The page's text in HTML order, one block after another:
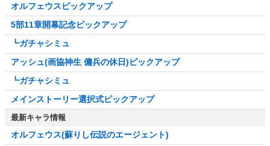
オルフェウスピックアップ
5部11章開幕記念ピックアップ
┗ガチャシミュ
アッシュ(画協神生 傭兵の休日)ピックアップ
┗ガチャシミュ
メインストーリー選択式ピックアップ
最新キャラ情報
オルフェウス(蘇りし伝説のエージェント)